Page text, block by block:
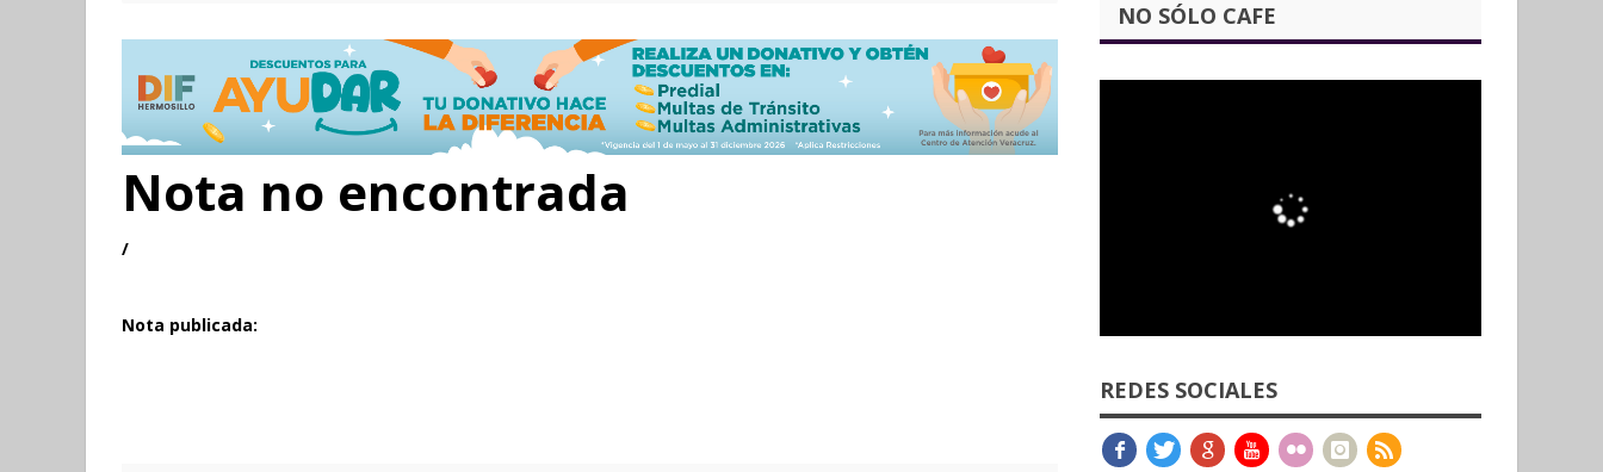
Nota no encontrada
/
Nota publicada:
NO SÓLO CAFE
REDES SOCIALES